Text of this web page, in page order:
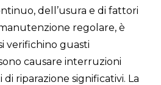
dell’usura e di fattori
regolare, è
verifichino guasti
causare interruzioni
riparazione significativi. La